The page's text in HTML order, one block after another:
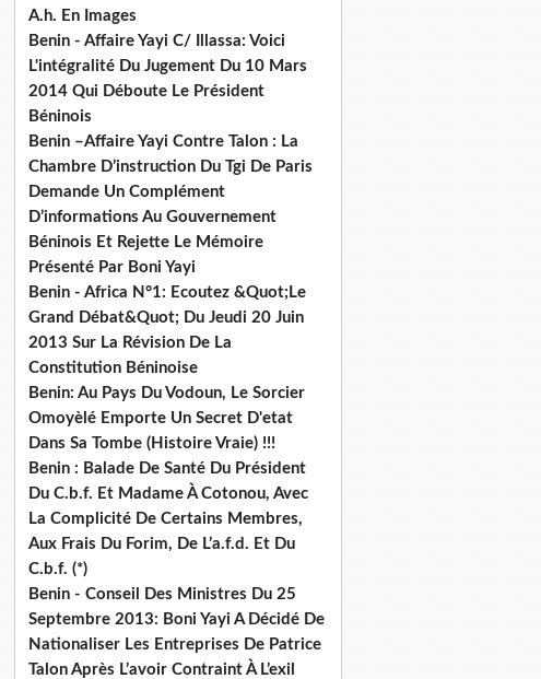
A.h. En Images
Benin - Affaire Yayi C/ Illassa: Voici
L'intégralité Du Jugement Du 10 Mars
2014 Qui Déboute Le Président
Béninois
Benin –Affaire Yayi Contre Talon : La
Chambre D’instruction Du Tgi De Paris
Demande Un Complément
D’informations Au Gouvernement
Béninois Et Rejette Le Mémoire
Présenté Par Boni Yayi
Benin - Africa N°1: Ecoutez &Quot;Le
Grand Débat&Quot; Du Jeudi 20 Juin
2013 Sur La Révision De La
Constitution Béninoise
Benin: Au Pays Du Vodoun, Le Sorcier
Omoyèlé Emporte Un Secret D'etat
Dans Sa Tombe (Histoire Vraie) !!!
Benin : Balade De Santé Du Président
Du C.b.f. Et Madame À Cotonou, Avec
La Complicité De Certains Membres,
Aux Frais Du Forim, De L’a.f.d. Et Du
C.b.f. (*)
Benin - Conseil Des Ministres Du 25
Septembre 2013: Boni Yayi A Décidé De
Nationaliser Les Entreprises De Patrice
Talon Après L’avoir Contraint À L’exil